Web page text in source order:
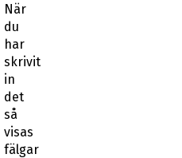
När
du
har
skrivit
in
det
så
visas
fälgar